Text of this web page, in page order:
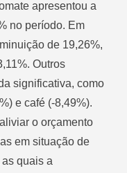
apresentou a
no período. Em
de 19,26%,
Outros
significativa, como
e café (-8,49%).
o orçamento
em situação de
quais a